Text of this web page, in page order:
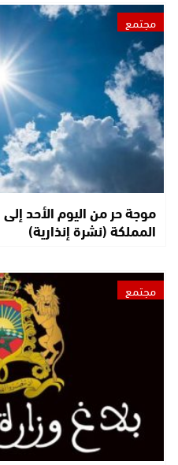
مجتمع
موجة حر من اليوم الأحد
المملكة (نشرة إنذارية)
مجتمع